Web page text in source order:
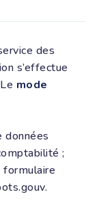
des
s’effectue
mode
données
;
formulaire